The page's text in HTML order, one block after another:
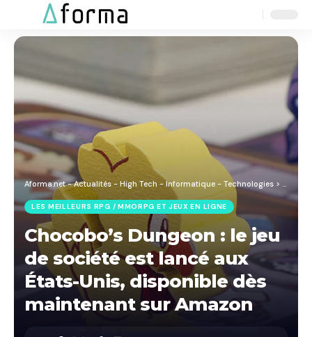
Aforma.net - Actualités - High Tech - Informatique - Technologies > Blog
LES MEILLEURS RPG / MMORPG ET JEUX EN LIGNE
Chocobo’s Dungeon : le jeu
de société est lancé aux
États-Unis, disponible dès
maintenant sur Amazon